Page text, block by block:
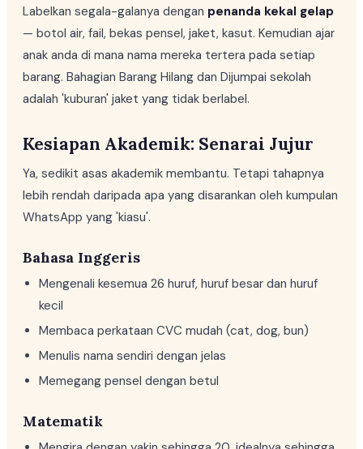
Labelkan segala-galanya dengan penanda kekal gelap
— botol air, fail, bekas pensel, jaket, kasut. Kemudian ajar
anak anda di mana nama mereka tertera pada setiap
barang. Bahagian Barang Hilang dan Dijumpai sekolah
adalah 'kuburan' jaket yang tidak berlabel.
Kesiapan Akademik: Senarai Jujur
Ya, sedikit asas akademik membantu. Tetapi tahapnya
lebih rendah daripada apa yang disarankan oleh kumpulan
WhatsApp yang 'kiasu'.
Bahasa Inggeris
Mengenali kesemua 26 huruf, huruf besar dan huruf
kecil
Membaca perkataan CVC mudah (cat, dog, bun)
Menulis nama sendiri dengan jelas
Memegang pensel dengan betul
Matematik